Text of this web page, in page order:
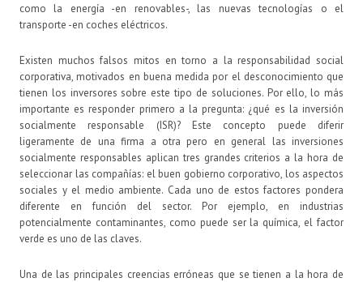
como la energía -en renovables-, las nuevas tecnologías o el
transporte -en coches eléctricos.
Existen muchos falsos mitos en torno a la responsabilidad social
corporativa, motivados en buena medida por el desconocimiento que
tienen los inversores sobre este tipo de soluciones. Por ello, lo más
importante es responder primero a la pregunta: ¿qué es la inversión
socialmente responsable (ISR)? Este concepto puede diferir
ligeramente de una firma a otra pero en general las inversiones
socialmente responsables aplican tres grandes criterios a la hora de
seleccionar las compañías: el buen gobierno corporativo, los aspectos
sociales y el medio ambiente. Cada uno de estos factores pondera
diferente en función del sector. Por ejemplo, en industrias
potencialmente contaminantes, como puede ser la química, el factor
verde es uno de las claves.
Una de las principales creencias erróneas que se tienen a la hora de